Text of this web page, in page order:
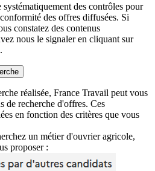
des contrôles pour
des offres diffusées. Si
constatez des contenus
nous le signaler en cliquant sur
réalisée, France Travail peut vous
de recherche d'offres. Ces
en fonction des critères que vous
un métier d'ouvrier agricole,
proposer :